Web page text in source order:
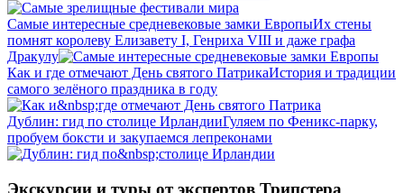
Самые интересные средневековые замки ЕвропыИх стены
помнят королеву Елизавету I, Генриха VIII и даже графа
Дракулу
Как и где отмечают День святого ПатрикаИстория и традиции
самого зелёного праздника в году
Дублин: гид по столице ИрландииГуляем по Феникс‑парку,
пробуем боксти и закупаемся лепреконами
Экскурсии и туры от экспертов Трипстера